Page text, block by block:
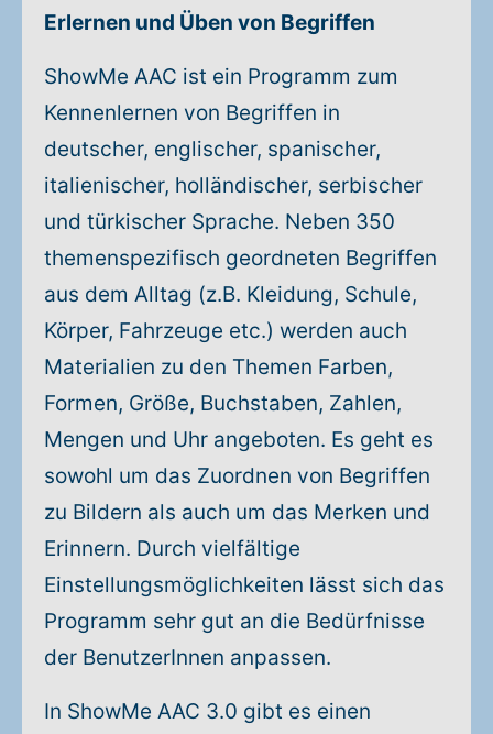
Erlernen und Üben von Begriffen
ShowMe AAC ist ein Programm zum
Kennenlernen von Begriffen in
deutscher, englischer, spanischer,
italienischer, holländischer, serbischer
und türkischer Sprache. Neben 350
themenspezifisch geordneten Begriffen
aus dem Alltag (z.B. Kleidung, Schule,
Körper, Fahrzeuge etc.) werden auch
Materialien zu den Themen Farben,
Formen, Größe, Buchstaben, Zahlen,
Mengen und Uhr angeboten. Es geht es
sowohl um das Zuordnen von Begriffen
zu Bildern als auch um das Merken und
Erinnern. Durch vielfältige
Einstellungsmöglichkeiten lässt sich das
Programm sehr gut an die Bedürfnisse
der BenutzerInnen anpassen.
In ShowMe AAC 3.0 gibt es einen